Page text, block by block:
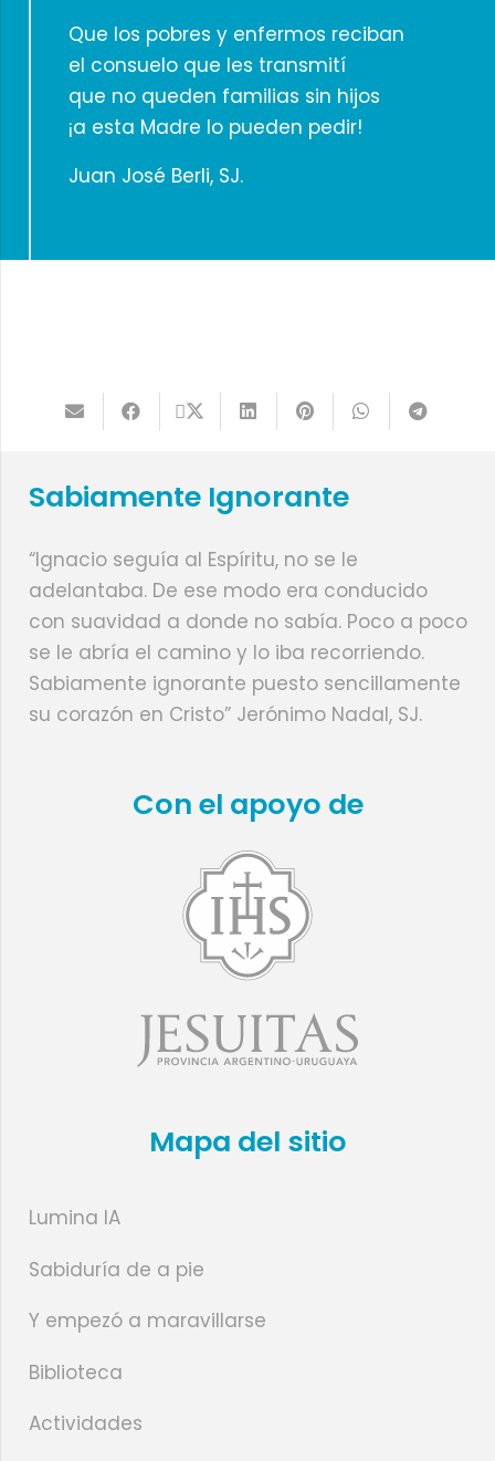
Que los pobres y enfermos reciban
el consuelo que les transmití
que no queden familias sin hijos
¡a esta Madre lo pueden pedir!
Juan José Berli, SJ.
Sabiamente Ignorante
“Ignacio seguía al Espíritu, no se le
adelantaba. De ese modo era conducido
con suavidad a donde no sabía. Poco a poco
se le abría el camino y lo iba recorriendo.
Sabiamente ignorante puesto sencillamente
su corazón en Cristo” Jerónimo Nadal, SJ.
Con el apoyo de
Mapa del sitio
Lumina IA
Sabiduría de a pie
Y empezó a maravillarse
Biblioteca
Actividades